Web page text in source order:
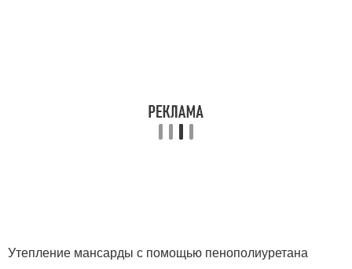
Утепление мансарды с помощью пенополиуретана